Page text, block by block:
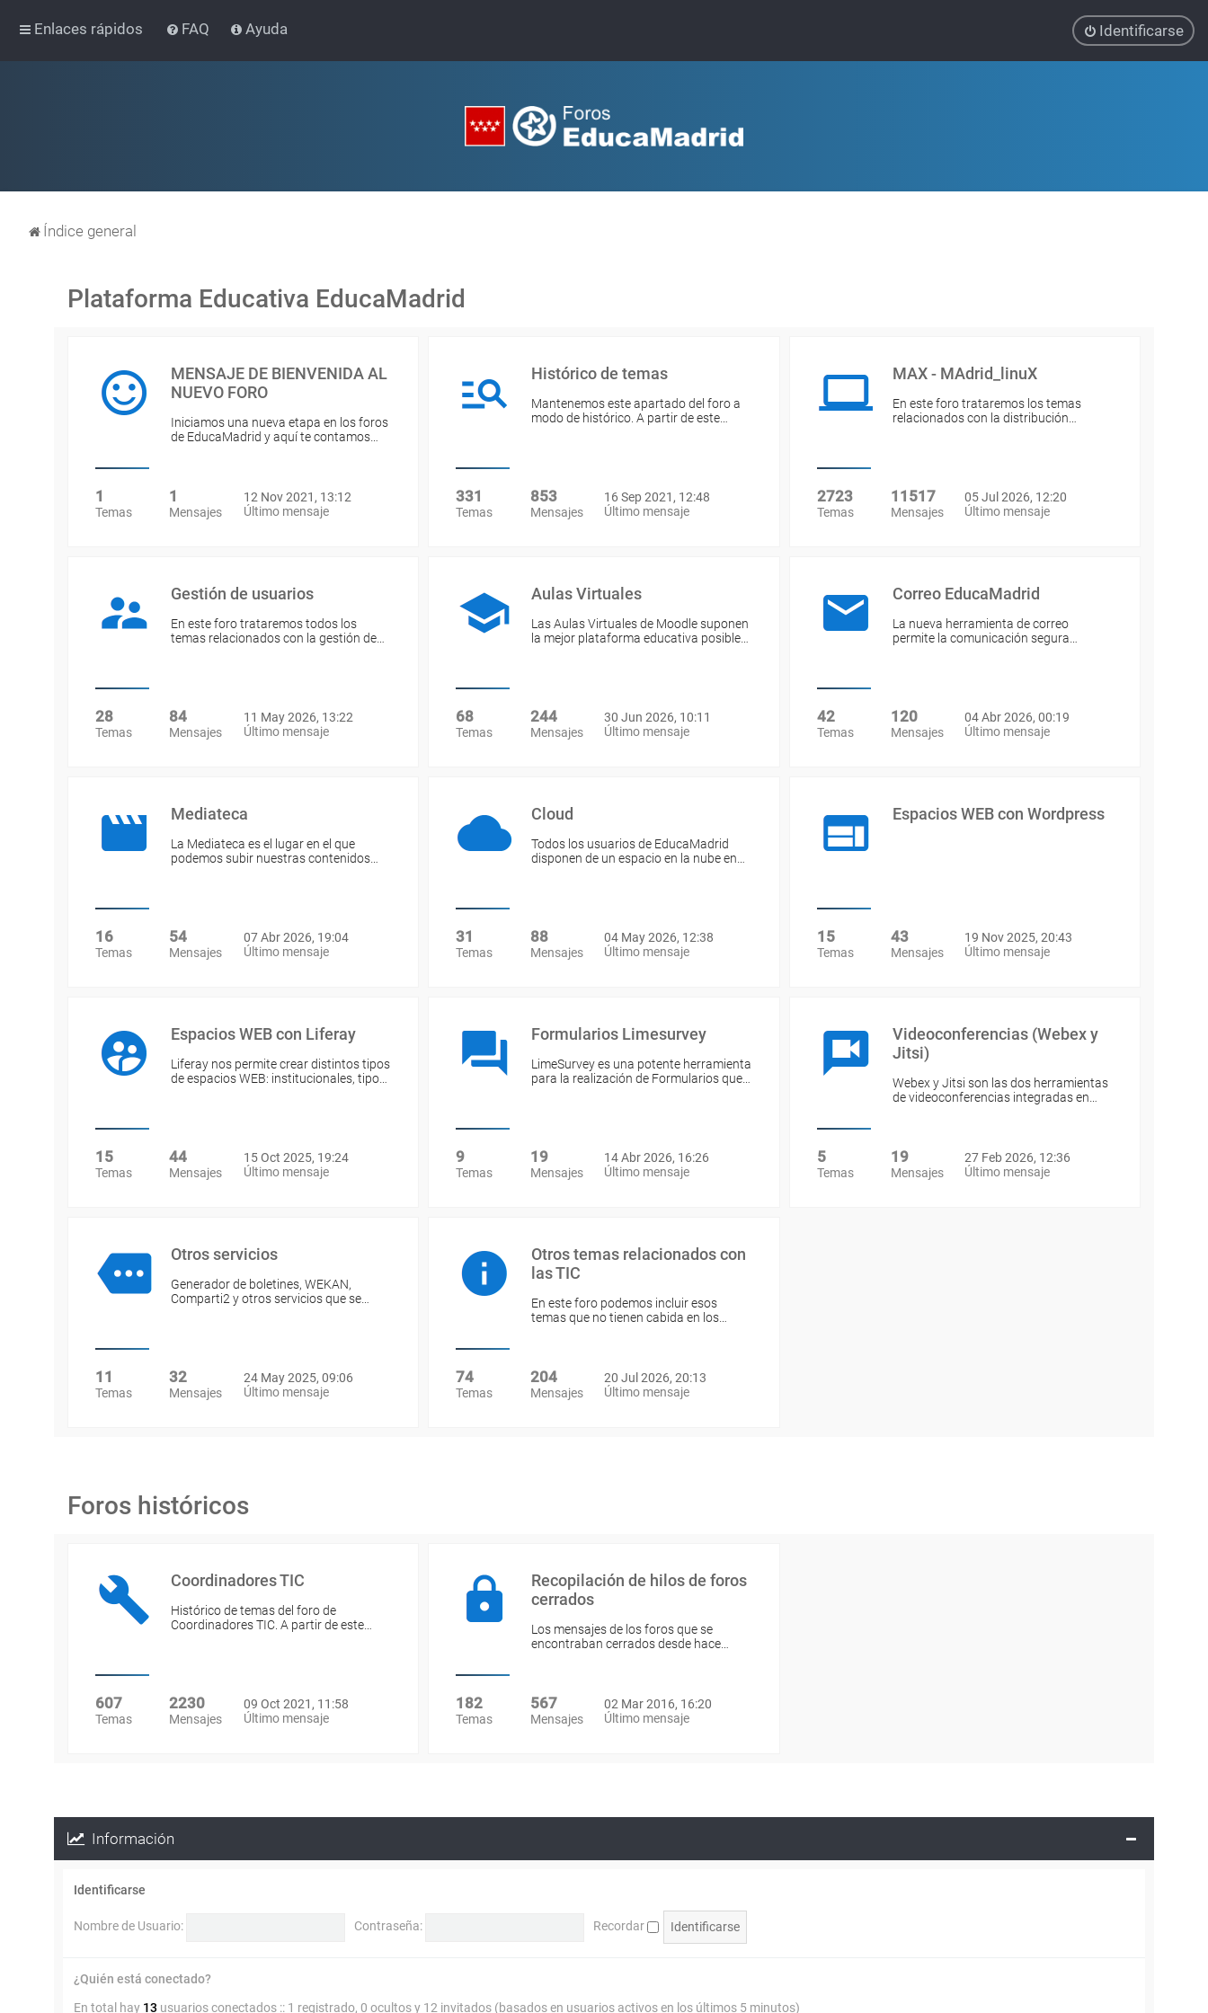
Enlaces rápidos FAQ Ayuda Identificarse
Índice general
Plataforma Educativa EducaMadrid
MENSAJE DE BIENVENIDA AL
NUEVO FORO
Iniciamos una nueva etapa en los foros
de EducaMadrid y aquí te contamos…
1
Temas
1
Mensajes
12 Nov 2021, 13:12
Último mensaje
Histórico de temas
Mantenemos este apartado del foro a
modo de histórico. A partir de este…
331
Temas
853
Mensajes
16 Sep 2021, 12:48
Último mensaje
MAX - MAdrid_linuX
En este foro trataremos los temas
relacionados con la distribución…
2723
Temas
11517
Mensajes
05 Jul 2026, 12:20
Último mensaje
Gestión de usuarios
En este foro trataremos todos los
temas relacionados con la gestión de…
28
Temas
84
Mensajes
11 May 2026, 13:22
Último mensaje
Aulas Virtuales
Las Aulas Virtuales de Moodle suponen
la mejor plataforma educativa posible…
68
Temas
244
Mensajes
30 Jun 2026, 10:11
Último mensaje
Correo EducaMadrid
La nueva herramienta de correo
permite la comunicación segura…
42
Temas
120
Mensajes
04 Abr 2026, 00:19
Último mensaje
Mediateca
La Mediateca es el lugar en el que
podemos subir nuestras contenidos…
16
Temas
54
Mensajes
07 Abr 2026, 19:04
Último mensaje
Cloud
Todos los usuarios de EducaMadrid
disponen de un espacio en la nube en…
31
Temas
88
Mensajes
04 May 2026, 12:38
Último mensaje
Espacios WEB con Wordpress
15
Temas
43
Mensajes
19 Nov 2025, 20:43
Último mensaje
Espacios WEB con Liferay
Liferay nos permite crear distintos tipos
de espacios WEB: institucionales, tipo…
15
Temas
44
Mensajes
15 Oct 2025, 19:24
Último mensaje
Formularios Limesurvey
LimeSurvey es una potente herramienta
para la realización de Formularios que…
9
Temas
19
Mensajes
14 Abr 2026, 16:26
Último mensaje
Videoconferencias (Webex y
Jitsi)
Webex y Jitsi son las dos herramientas
de videoconferencias integradas en…
5
Temas
19
Mensajes
27 Feb 2026, 12:36
Último mensaje
Otros servicios
Generador de boletines, WEKAN,
Comparti2 y otros servicios que se…
11
Temas
32
Mensajes
24 May 2025, 09:06
Último mensaje
Otros temas relacionados con
las TIC
En este foro podemos incluir esos
temas que no tienen cabida en los…
74
Temas
204
Mensajes
20 Jul 2026, 20:13
Último mensaje
Foros históricos
Coordinadores TIC
Histórico de temas del foro de
Coordinadores TIC. A partir de este…
607
Temas
2230
Mensajes
09 Oct 2021, 11:58
Último mensaje
Recopilación de hilos de foros
cerrados
Los mensajes de los foros que se
encontraban cerrados desde hace…
182
Temas
567
Mensajes
02 Mar 2016, 16:20
Último mensaje
Información
Identificarse
Nombre de Usuario: Contraseña: Recordar
¿Quién está conectado?
En total hay 13 usuarios conectados :: 1 registrado, 0 ocultos y 12 invitados (basados en usuarios activos en los últimos 5 minutos)